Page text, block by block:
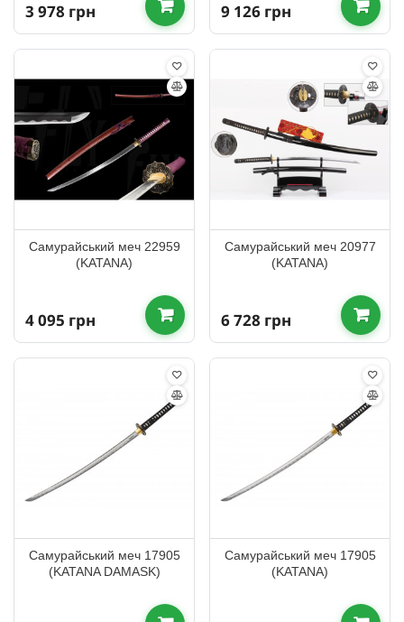
3 978 грн 9 126 грн
Самурайський меч 22959
(KATANA)
4 095 грн
Самурайський меч 20977
(KATANA)
6 728 грн
Самурайський меч 17905
(KATANA DAMASK)
Самурайський меч 17905
(KATANA)